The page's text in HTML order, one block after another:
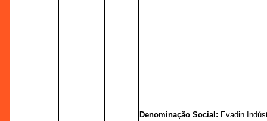
Denominação Social: Evadin